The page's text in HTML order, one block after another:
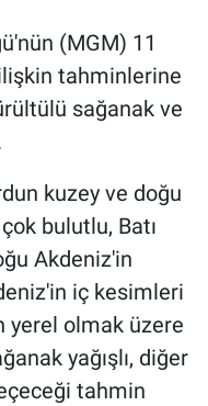
(MGM) 11
tahminlerine
sağanak ve
kuzey ve doğu
bulutlu, Batı
Akdeniz'in
iç kesimleri
yerel olmak üzere
yağışlı, diğer
tahmin